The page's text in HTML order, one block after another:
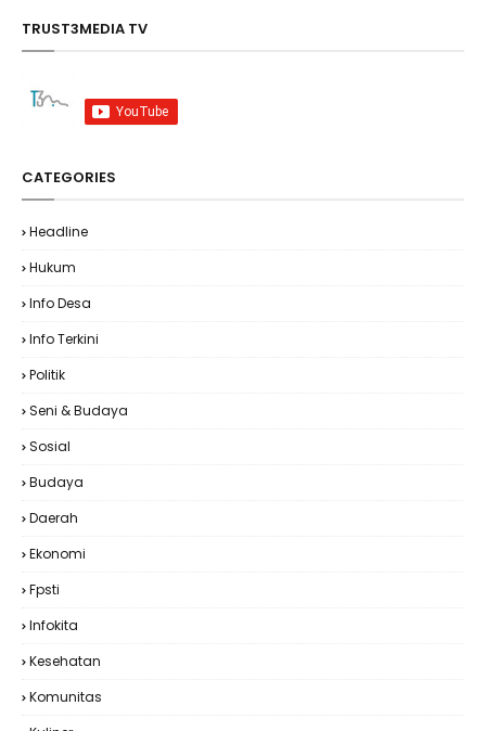
TRUST3MEDIA TV
CATEGORIES
Headline
Hukum
Info Desa
Info Terkini
Politik
Seni & Budaya
Sosial
Budaya
Daerah
Ekonomi
Fpsti
Infokita
Kesehatan
Komunitas